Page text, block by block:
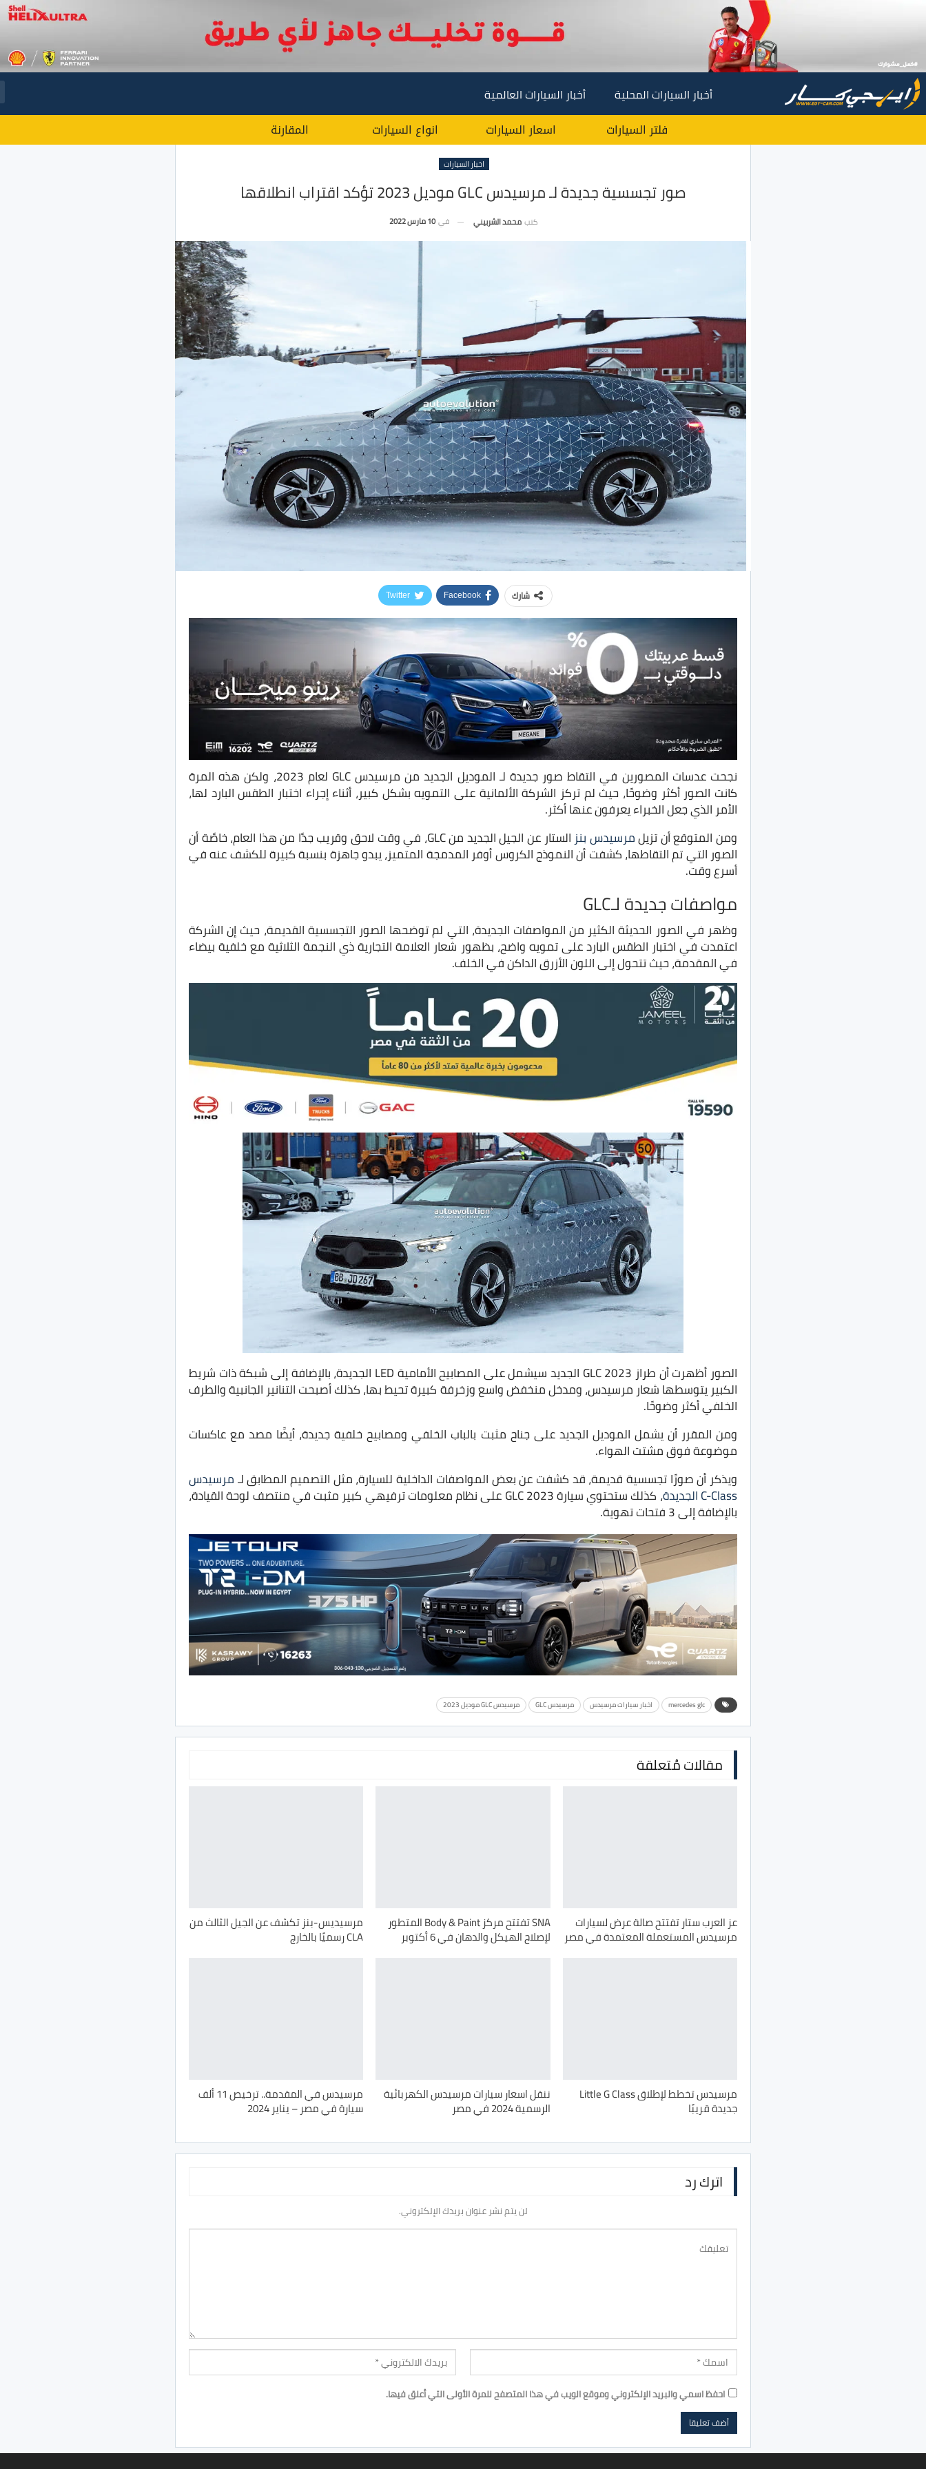
أخبار السيارات المحلية أخبار السيارات العالمية
فلتر السيارات اسعار السيارات انواع السيارات المقارنة
اخبار السيارات
صور تجسسية جديدة لـ مرسيدس GLC موديل 2023 تؤكد اقتراب انطلاقها
كتب محمد الشربيني في 10 مارس 2022
شارك Facebook
Twitter
نجحت عدسات المصورين في التقاط صور جديدة لـ الموديل الجديد من مرسيدس GLC لعام 2023، ولكن هذه المرة
كانت الصور أكثر وضوحًا، حيث لم تركز الشركة الألمانية على التمويه بشكل كبير، أثناء إجراء اختبار الطقس البارد لها،
الأمر الذي جعل الخبراء يعرفون عنها أكثر.
ومن المتوقع أن تزيلمرسيدس بنز الستار عن الجيل الجديد من GLC، في وقت لاحق وقريب جدًا من هذا العام، خاصًة أن
الصور التي تم التقاطها، كشفت أن النموذج الكروس أوفر المدمجة المتميز، يبدو جاهزة بنسبة كبيرة للكشف عنه في
أسرع وقت.
مواصفات جديدة لـGLC
وظهر في الصور الحديثة الكثير من المواصفات الجديدة، التي لم توضحها الصور التجسسية القديمة، حيث إن الشركة
اعتمدت في اختبار الطقس البارد على تمويه واضح، بظهور شعار العلامة التجارية ذي النجمة الثلاثية مع خلفية بيضاء
في المقدمة، حيث تتحول إلى اللون الأزرق الداكن في الخلف.
الصور أظهرت أن طراز GLC 2023 الجديد سيشمل على المصابيح الأمامية LED الجديدة، بالإضافة إلى شبكة ذات شريط
الكبير يتوسطها شعار مرسيدس، ومدخل منخفض واسع وزخرفة كبيرة تحيط بها، كذلك أصبحت التنانير الجانبية والطرف
الخلفي أكثر وضوحًا.
ومن المقرر أن يشمل الموديل الجديد على جناح مثبت بالباب الخلفي ومصابيح خلفية جديدة، أيضًا مصد مع عاكسات
موضوعة فوق مشتت الهواء.
ويذكر أن صورًا تجسسية قديمة، قد كشفت عن بعض المواصفات الداخلية للسيارة، مثل التصميم المطابق لـمرسيدس
C-Class الجديدة ، كذلك ستحتوي سيارة 2023 GLC على نظام معلومات ترفيهي كبير مثبت في منتصف لوحة القيادة،
بالإضافة إلى 3 فتحات تهوية.
mercedes glc اخبار سيارات مرسيدس مرسيدس GLC مرسيدس GLC موديل 2023
مقالات مُتعلقة
عز العرب ستار تفتتح صالة عرض لسيارات
مرسيدس المستعملة المعتمدة في مصر
SNA تفتتح مركز Body & Paint المتطور
لإصلاح الهيكل والدهان في 6 أكتوبر
مرسيديس-بنز تكشف عن الجيل الثالث من
CLA رسميًا بالخارج
مرسيدس تخطط لإطلاق Little G Class
جديدة قريبًا
ننقل اسعار سيارات مرسيدس الكهربائية
الرسمية 2024 في مصر
مرسيدس في المقدمة.. ترخيص 11 ألف
سيارة في مصر – يناير 2024
اترك رد
لن يتم نشر عنوان بريدك الإلكتروني.
احفظ اسمي والبريد الإلكتروني وموقع الويب في هذا المتصفح للمرة الأولى التي أعلق فيها.